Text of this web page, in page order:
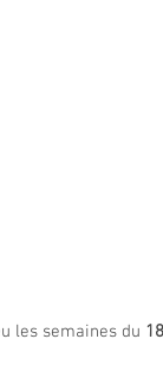
les semaines du